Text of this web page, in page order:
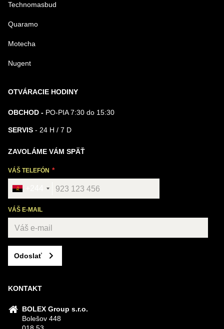
Technomasbud
Quaramo
Motecha
Nugent
OTVÁRACIE HODINY
OBCHOD - PO-PIA 7:30 do 15:30
SERVIS - 24 H / 7 D
ZAVOLÁME VÁM SPÄŤ
VÁŠ TELEFÓN
VÁŠ E-MAIL
Odoslať
KONTAKT
BOLEX Group s.r.o.
Bolešov 448